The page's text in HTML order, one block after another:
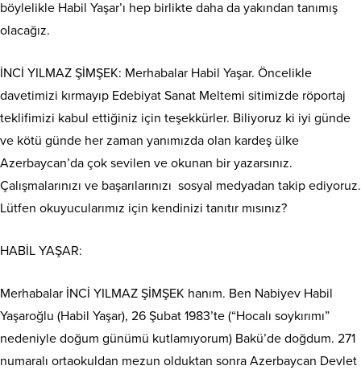
böylelikle Habil Yaşar’ı hep birlikte daha da yakından tanımış
olacağız.
İNCİ YILMAZ ŞİMŞEK: Merhabalar Habil Yaşar. Öncelikle
davetimizi kırmayıp Edebiyat Sanat Meltemi sitimizde röportaj
teklifimizi kabul ettiğiniz için teşekkürler. Biliyoruz ki iyi günde
ve kötü günde her zaman yanımızda olan kardeş ülke
Azerbaycan’da çok sevilen ve okunan bir yazarsınız.
Çalışmalarınızı ve başarılarınızı sosyal medyadan takip ediyoruz.
Lütfen okuyucularımız için kendinizi tanıtır mısınız?
HABİL YAŞAR:
Merhabalar İNCİ YILMAZ ŞİMŞEK hanım. Ben Nabiyev Habil
Yaşaroğlu (Habil Yaşar), 26 Şubat 1983’te (“Hocalı soykırımı”
nedeniyle doğum günümü kutlamıyorum) Bakü’de doğdum. 271
numaralı ortaokuldan mezun olduktan sonra Azerbaycan Devlet